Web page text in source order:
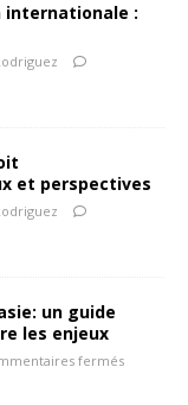
internationale :
et perspectives
un guide
les enjeux
fermés